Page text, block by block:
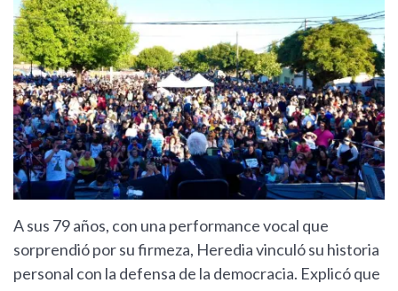
A sus 79 años, con una performance vocal que
sorprendió por su firmeza, Heredia vinculó su historia
personal con la defensa de la democracia. Explicó que